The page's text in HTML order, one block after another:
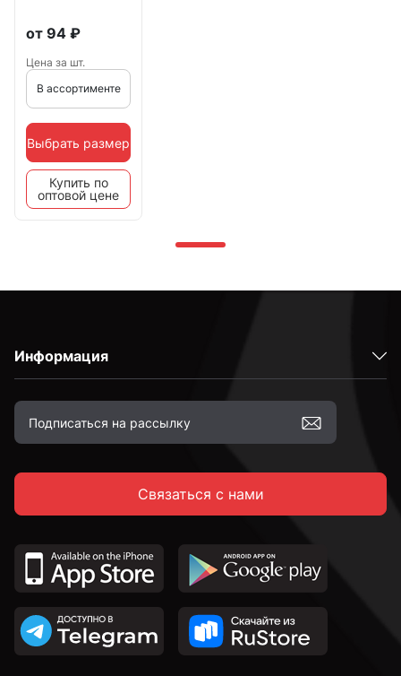
от 94 ₽
Цена за шт.
В ассортименте
Выбрать размер
Купить по
оптовой цене
Информация
Связаться с нами